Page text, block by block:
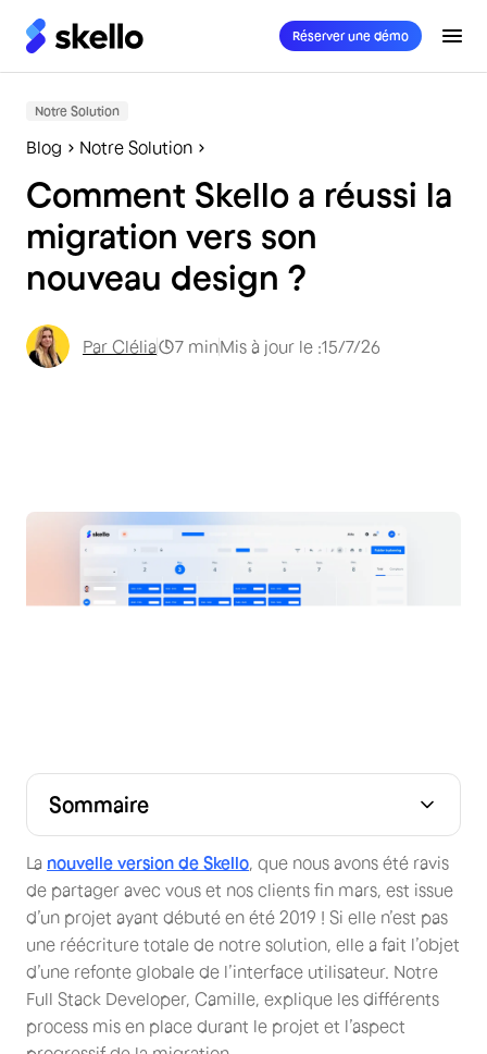
Réserver une démo
Notre Solution
Blog Notre Solution
Comment Skello a réussi la
migration vers son
nouveau design ?
Par Clélia 7 minMis à jour le :15/7/26
La nouvelle version de Skello , que nous avons été ravis
de partager avec vous et nos clients fin mars, est issue
d’un projet ayant débuté en été 2019 ! Si elle n’est pas
une réécriture totale de notre solution, elle a fait l’objet
d’une refonte globale de l’interface utilisateur. Notre
Full Stack Developer, Camille, explique les différents
process mis en place durant le projet et l’aspect
Sommaire